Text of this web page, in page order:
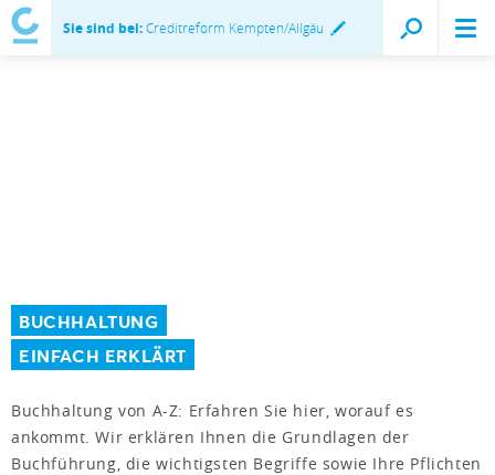
Sie sind bei:Creditreform Kempten/Allgäu
BUCHHALTUNG
EINFACH ERKLÄRT
Buchhaltung von A-Z: Erfahren Sie hier, worauf es
ankommt. Wir erklären Ihnen die Grundlagen der
Buchführung, die wichtigsten Begriffe sowie Ihre Pflichten